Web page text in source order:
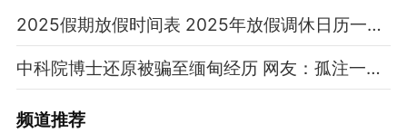
2025假期放假时间表 2025年放假调休日历一览表
中科院博士还原被骗至缅甸经历 网友：孤注一掷现实版
频道推荐